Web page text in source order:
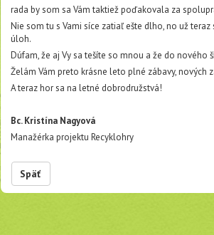
rada by som sa Vám taktiež poďakovala za
Nie som tu s Vami síce zatiaľ ešte dlho, no už
úloh.
Dúfam, že aj Vy sa tešíte so mnou a že do
Želám Vám preto krásne leto plné zábavy, nových
A teraz hor sa na letné dobrodružstvá!
Bc. Kristína Nagyová
Manažérka projektu Recyklohry
Späť